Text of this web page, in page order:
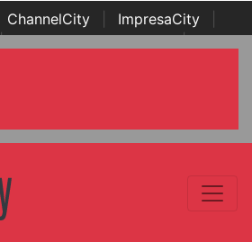
ChannelCity ImpresaCity
Italian Channel Awards | Italian